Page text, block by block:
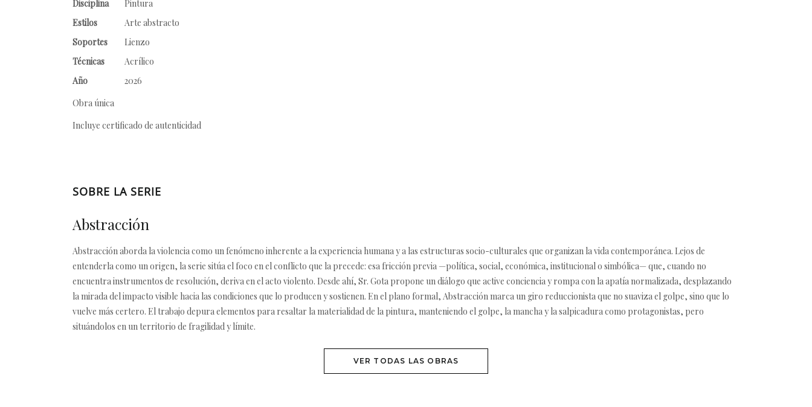
Disciplina
Pintura
Estilos
Arte abstracto
Soportes
Lienzo
Técnicas
Acrílico
Año
2026
Obra única
Incluye certificado de autenticidad
SOBRE LA SERIE
Abstracción
Abstracción aborda la violencia como un fenómeno inherente a la experiencia humana y a las estructuras socio-culturales que organizan la vida contemporánea. Lejos de
entenderla como un origen, la serie sitúa el foco en el conflicto que la precede: esa fricción previa —política, social, económica, institucional o simbólica— que, cuando no
encuentra instrumentos de resolución, deriva en el acto violento. Desde ahí, Sr. Gota propone un diálogo que active conciencia y rompa con la apatía normalizada, desplazando
la mirada del impacto visible hacia las condiciones que lo producen y sostienen. En el plano formal, Abstracción marca un giro reduccionista que no suaviza el golpe, sino que lo
vuelve más certero. El trabajo depura elementos para resaltar la materialidad de la pintura, manteniendo el golpe, la mancha y la salpicadura como protagonistas, pero
situándolos en un territorio de fragilidad y límite.
VER TODAS LAS OBRAS